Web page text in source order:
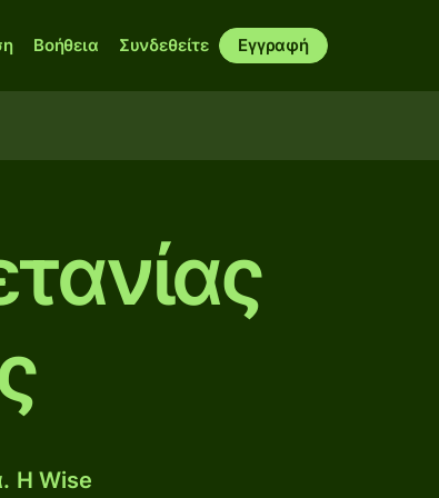
Βοήθεια Συνδεθείτε Εγγραφή
Η Wise